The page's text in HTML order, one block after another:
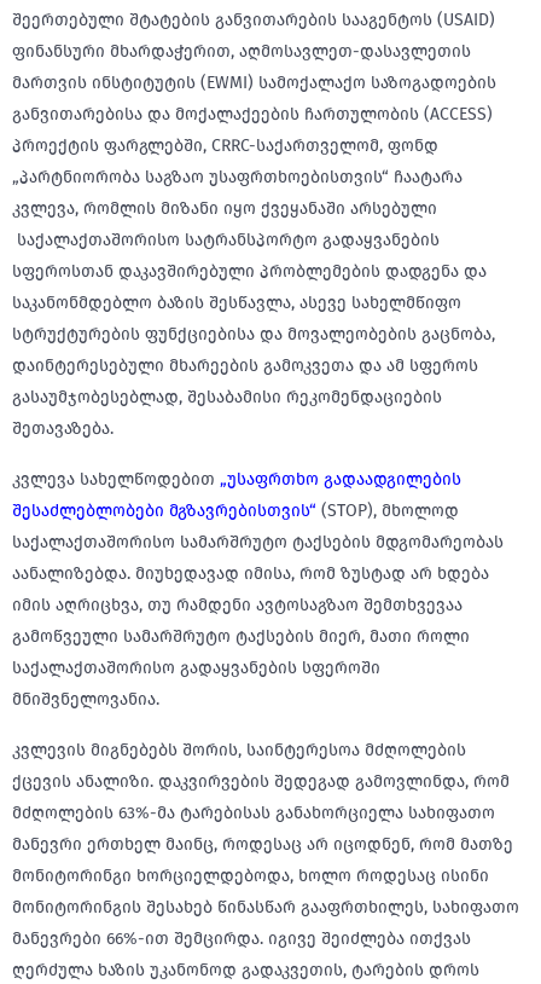
შეერთებული შტატების განვითარების სააგენტოს (USAID)
ფინანსური მხარდაჭერით, აღმოსავლეთ-დასავლეთის
მართვის ინსტიტუტის (EWMI) სამოქალაქო საზოგადოების
განვითარებისა და მოქალაქეების ჩართულობის (ACCESS)
პროექტის ფარგლებში, CRRC-საქართველომ, ფონდ
„პარტნიორობა საგზაო უსაფრთხოებისთვის“ ჩაატარა
კვლევა, რომლის მიზანი იყო ქვეყანაში არსებული
საქალაქთაშორისო სატრანსპორტო გადაყვანების
სფეროსთან დაკავშირებული პრობლემების დადგენა და
საკანონმდებლო ბაზის შესწავლა, ასევე სახელმწიფო
სტრუქტურების ფუნქციებისა და მოვალეობების გაცნობა,
დაინტერესებული მხარეების გამოკვეთა და ამ სფეროს
გასაუმჯობესებლად, შესაბამისი რეკომენდაციების
შეთავაზება.
კვლევა სახელწოდებით „უსაფრთხო გადაადგილების
შესაძლებლობები მგზავრებისთვის“ (STOP), მხოლოდ
საქალაქთაშორისო სამარშრუტო ტაქსების მდგომარეობას
აანალიზებდა. მიუხედავად იმისა, რომ ზუსტად არ ხდება
იმის აღრიცხვა, თუ რამდენი ავტოსაგზაო შემთხვევაა
გამოწვეული სამარშრუტო ტაქსების მიერ, მათი როლი
საქალაქთაშორისო გადაყვანების სფეროში
მნიშვნელოვანია.
კვლევის მიგნებებს შორის, საინტერესოა მძღოლების
ქცევის ანალიზი. დაკვირვების შედეგად გამოვლინდა, რომ
მძღოლების 63%-მა ტარებისას განახორციელა სახიფათო
მანევრი ერთხელ მაინც, როდესაც არ იცოდნენ, რომ მათზე
მონიტორინგი ხორციელდებოდა, ხოლო როდესაც ისინი
მონიტორინგის შესახებ წინასწარ გააფრთხილეს, სახიფათო
მანევრები 66%-ით შემცირდა. იგივე შეიძლება ითქვას
ღერძულა ხაზის უკანონოდ გადაკვეთის, ტარების დროს